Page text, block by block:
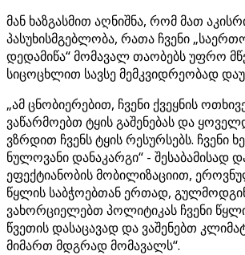
მან ხაზგასმით აღნიშნა, რომ მათ
პასუხისმგებლობა, რათა ჩვენი
დედამიწა“ მომავალ თაობებს უფრო
სიცოცხლით სავსე მემკვიდრეობად
„ამ ცნობიერებით, ჩვენი ქვეყნის
ვაწარმოებთ ტყის გაშენებას და
ვზრდით ჩვენს ტყის რესურსებს. ჩვენი
ნულოვანი დანაკარგი“ - შესაბამისად
ეფექტიანობის მობილიზაციით,
წყლის საბჭოებთან ერთად,
ვახორციელებთ პოლიტიკას ჩვენი
წვეთის დასაცავად და ვაშენებთ
მიმართ მდგრად მომავალს“.